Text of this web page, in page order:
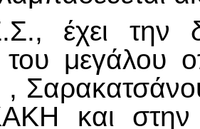
έχει την
μεγάλου
,
και στην